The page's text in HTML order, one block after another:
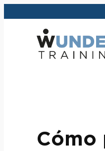
contenido
Cómo